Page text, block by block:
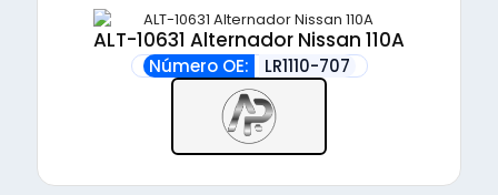
ALT-10631 Alternador Nissan 110A
Número OE: LR1110-707